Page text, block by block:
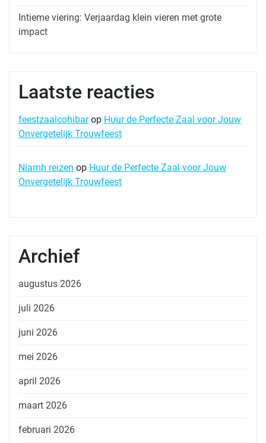
Intieme viering: Verjaardag klein vieren met grote
impact
Laatste reacties
feestzaalcohibarop Huur de Perfecte Zaal voor Jouw
Onvergetelijk Trouwfeest
Niamh reizen op Huur de Perfecte Zaal voor Jouw
Onvergetelijk Trouwfeest
Archief
augustus 2026
juli 2026
juni 2026
mei 2026
april 2026
maart 2026
februari 2026